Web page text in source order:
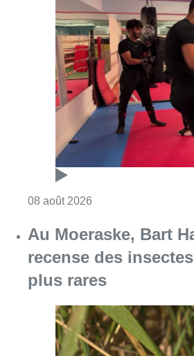
08 août 2026
Au Moeraske, Bart
recense des
plus rares